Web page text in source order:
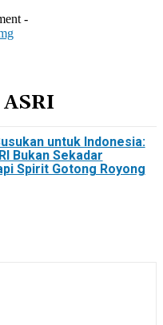
-
untuk Indonesia:
Bukan Sekadar
Spirit Gotong Royong